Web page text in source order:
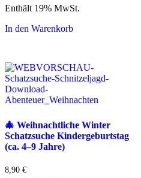
Enthält 19% MwSt.
In den Warenkorb
🎄 Weihnachtliche Winter
Schatzsuche Kindergeburtstag
(ca. 4–9 Jahre)
8,90 €